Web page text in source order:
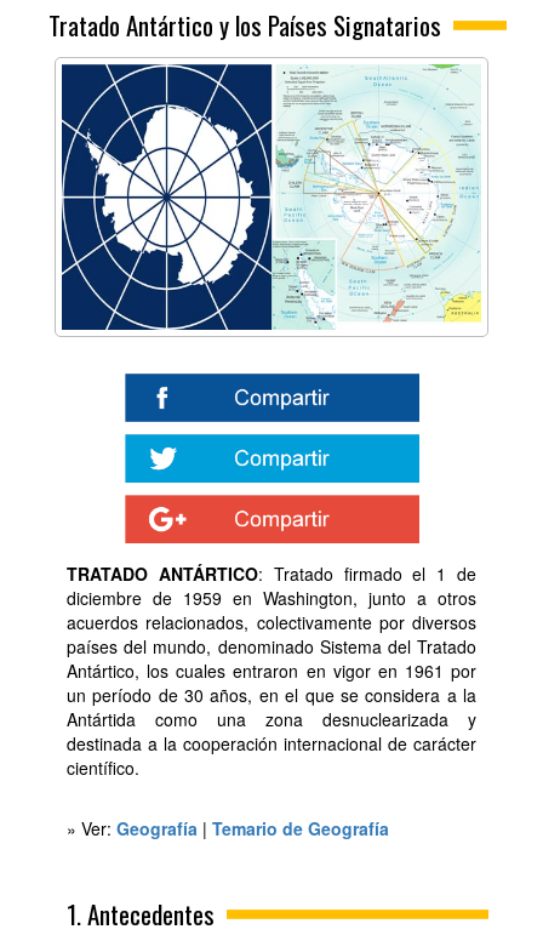
Tratado Antártico y los Países Signatarios
TRATADO ANTÁRTICO: Tratado firmado el 1 de
diciembre de 1959 en Washington, junto a otros
acuerdos relacionados, colectivamente por diversos
países del mundo, denominado Sistema del Tratado
Antártico, los cuales entraron en vigor en 1961 por
un período de 30 años, en el que se considera a la
Antártida como una zona desnuclearizada y
destinada a la cooperación internacional de carácter
científico.
» Ver: Geografía | Temario de Geografía
1. Antecedentes